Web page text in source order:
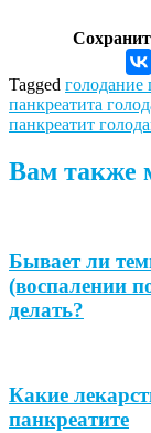
Tagged голодание
панкреатита
панкреатит
Вам также
Бывает ли
(воспалении
делать?
Какие
панкреатите